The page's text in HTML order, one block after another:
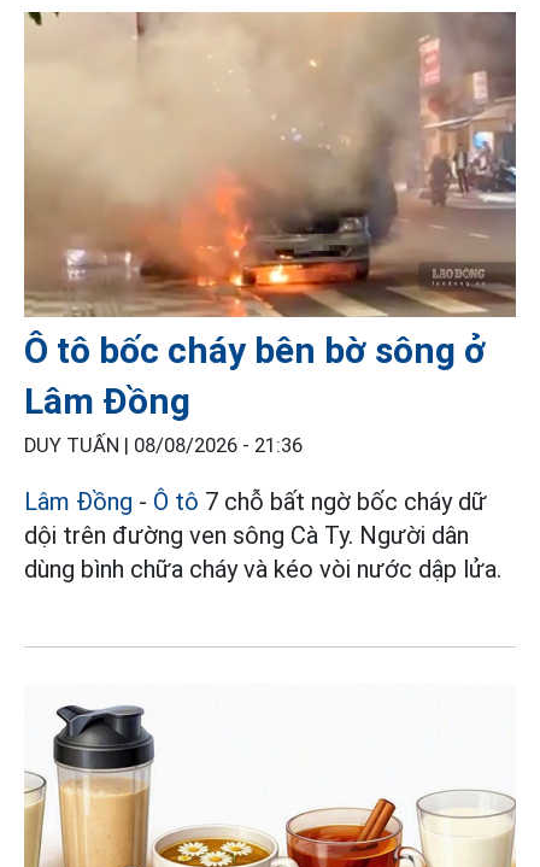
Ô tô bốc cháy bên bờ sông ở
Lâm Đồng
DUY TUẤN | 08/08/2026 - 21:36
Lâm Đồng - Ô tô 7 chỗ bất ngờ bốc cháy dữ
dội trên đường ven sông Cà Ty. Người dân
dùng bình chữa cháy và kéo vòi nước dập lửa.